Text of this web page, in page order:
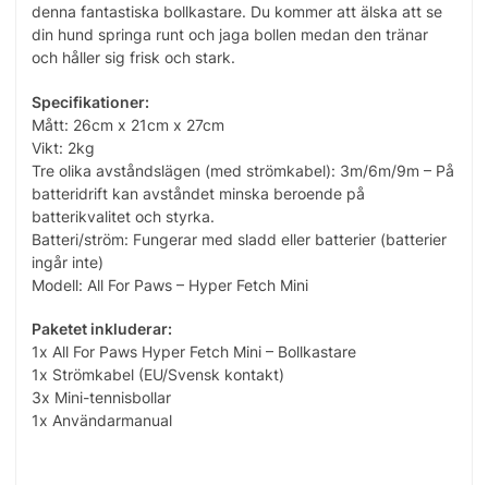
denna fantastiska bollkastare. Du kommer att älska att se
din hund springa runt och jaga bollen medan den tränar
och håller sig frisk och stark.
Specifikationer:
Mått: 26cm x 21cm x 27cm
Vikt: 2kg
Tre olika avståndslägen (med strömkabel): 3m/6m/9m – På
batteridrift kan avståndet minska beroende på
batterikvalitet och styrka.
Batteri/ström: Fungerar med sladd eller batterier (batterier
ingår inte)
Modell: All For Paws – Hyper Fetch Mini
Paketet inkluderar:
1x All For Paws Hyper Fetch Mini – Bollkastare
1x Strömkabel (EU/Svensk kontakt)
3x Mini-tennisbollar
1x Användarmanual